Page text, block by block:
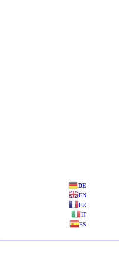
DE
EN
FR
IT
ES